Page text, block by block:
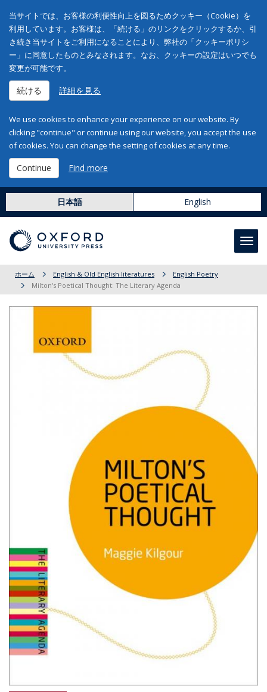
当サイトでは、お客様の利便性向上を図るためクッキー（Cookie）を
利用しています。お客様は、「続ける」のリンクをクリックするか、引
き続き当サイトをご利用になることにより、弊社の「クッキーポリシ
ー」に同意したものとみなされます。なお、クッキーの設定はいつでも
変更が可能です。
続ける 詳細を見る
We use cookies to enhance your experience on our website. By
clicking "continue" or continue using our website, you accept the use
of cookies. You can change the setting of cookies at any time.
Continue Find more
日本語 English
ホーム English & Old English literatures
English Poetry
Milton's Poetical Thought: The Literary Agenda